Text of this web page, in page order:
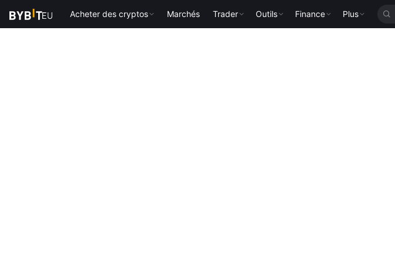
Acheter des cryptos Marchés Trader Outils Finance Plus